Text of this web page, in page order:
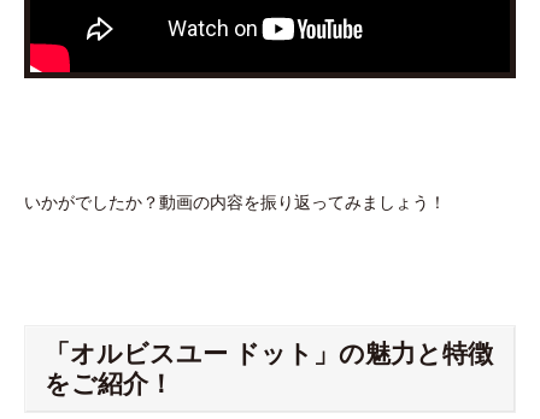
いかがでしたか？動画の内容を振り返ってみましょう！
「オルビスユー ドット」の魅力と特徴
をご紹介！